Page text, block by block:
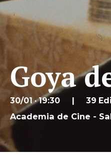
Goya
30/01 · 19:30 39
Academia de Cine -